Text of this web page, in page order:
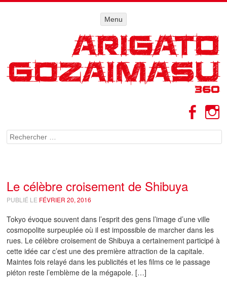
Menu
Rechercher
Le célèbre croisement de Shibuya
PUBLIÉ LE FÉVRIER 20, 2016
Tokyo évoque souvent dans l’esprit des gens l’image d’une ville
cosmopolite surpeuplée où il est impossible de marcher dans les
rues. Le célèbre croisement de Shibuya a certainement participé à
cette idée car c’est une des première attraction de la capitale.
Maintes fois relayé dans les publicités et les films ce le passage
piéton reste l’emblème de la mégapole. […]